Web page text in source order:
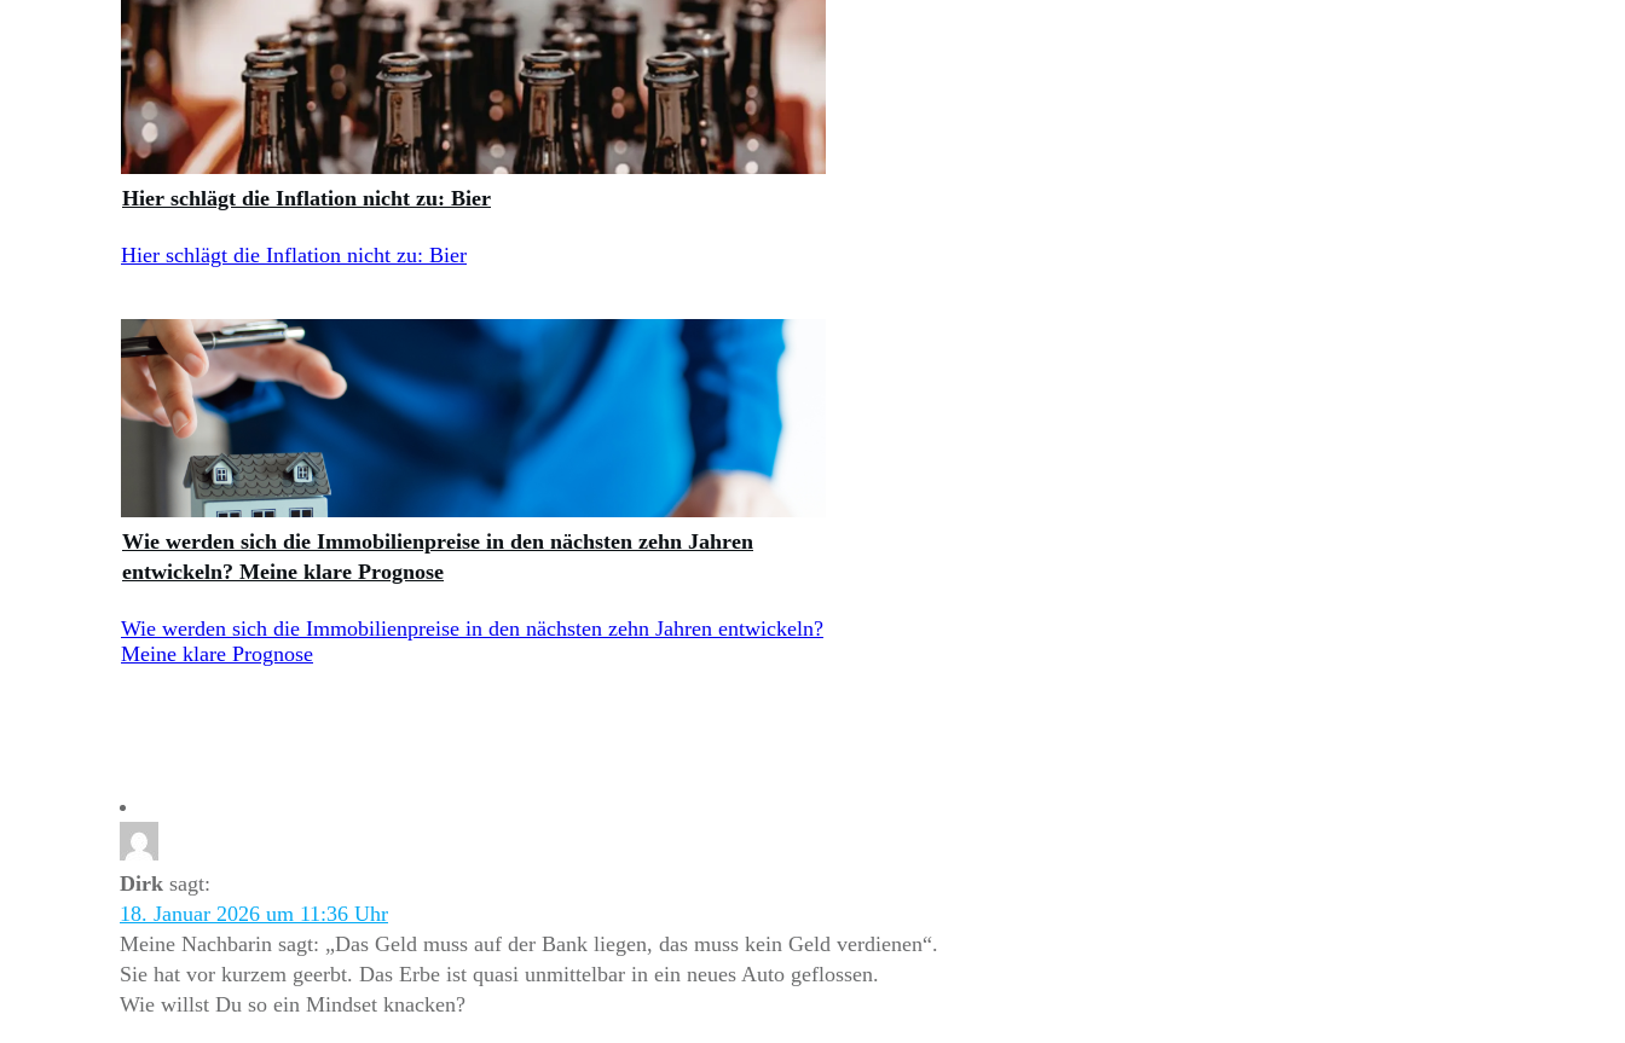
Hier schlägt die Inflation nicht zu: Bier
Hier schlägt die Inflation nicht zu: Bier
Wie werden sich die Immobilienpreise in den nächsten zehn Jahren
entwickeln? Meine klare Prognose
Wie werden sich die Immobilienpreise in den nächsten zehn Jahren entwickeln?
Meine klare Prognose
Dirk sagt:
18. Januar 2026 um 11:36 Uhr
Meine Nachbarin sagt: „Das Geld muss auf der Bank liegen, das muss kein Geld verdienen“.
Sie hat vor kurzem geerbt. Das Erbe ist quasi unmittelbar in ein neues Auto geflossen.
Wie willst Du so ein Mindset knacken?